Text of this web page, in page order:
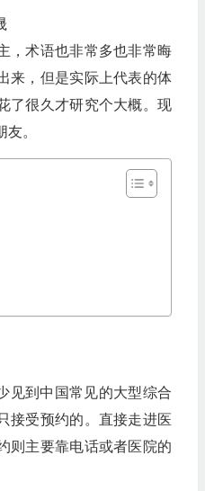
，术语也非常多也非常晦
来，但是实际上代表的体
了很久才研究个大概。现
。
见到中国常见的大型综合
接受预约的。直接走进医
则主要靠电话或者医院的